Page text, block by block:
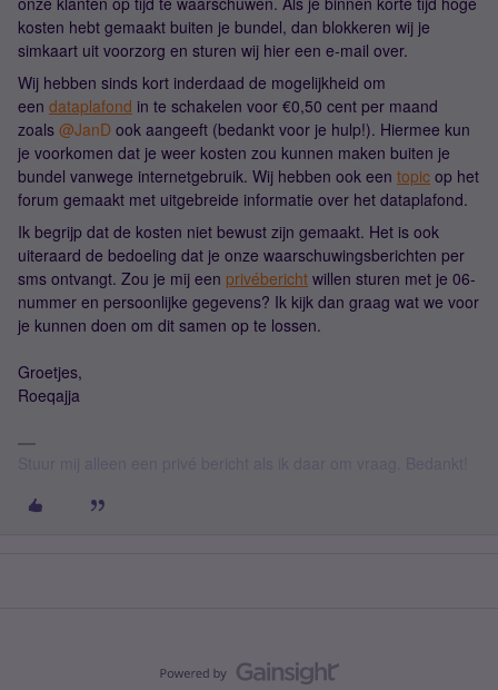
kosten hebt gemaakt buiten je bundel, dan blokkeren wij je
simkaart uit voorzorg en sturen wij hier een e-mail over.
Wij hebben sinds kort inderdaad de mogelijkheid om
een dataplafond in te schakelen voor €0,50 cent per maand
zoals @JanD ook aangeeft (bedankt voor je hulp!). Hiermee kun
je voorkomen dat je weer kosten zou kunnen maken buiten je
bundel vanwege internetgebruik. Wij hebben ook een topic op het
forum gemaakt met uitgebreide informatie over het dataplafond.
Ik begrijp dat de kosten niet bewust zijn gemaakt. Het is ook
uiteraard de bedoeling dat je onze waarschuwingsberichten per
sms ontvangt. Zou je mij een privébericht willen sturen met je 06-
nummer en persoonlijke gegevens? Ik kijk dan graag wat we voor
je kunnen doen om dit samen op te lossen.
Groetjes,
Roeqajja